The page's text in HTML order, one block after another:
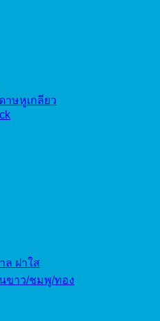
าษหูเกลียว
ล ฝาใส
ขาว/ชมพู/ทอง